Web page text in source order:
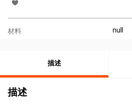
材料: null
描述
描述